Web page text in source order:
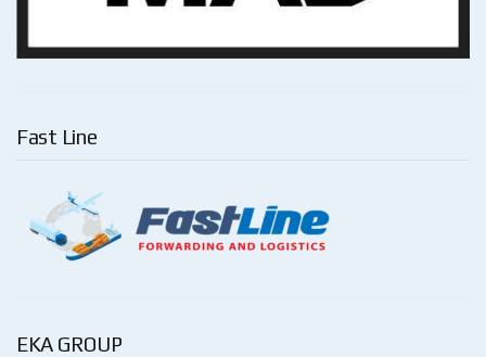
Fast Line
EKA GROUP